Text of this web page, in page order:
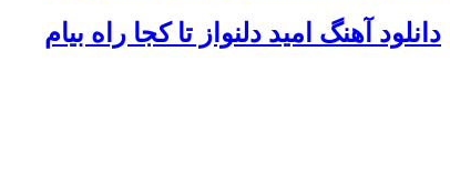
دانلود آهنگ امید دلنواز تا کجا راه بیام